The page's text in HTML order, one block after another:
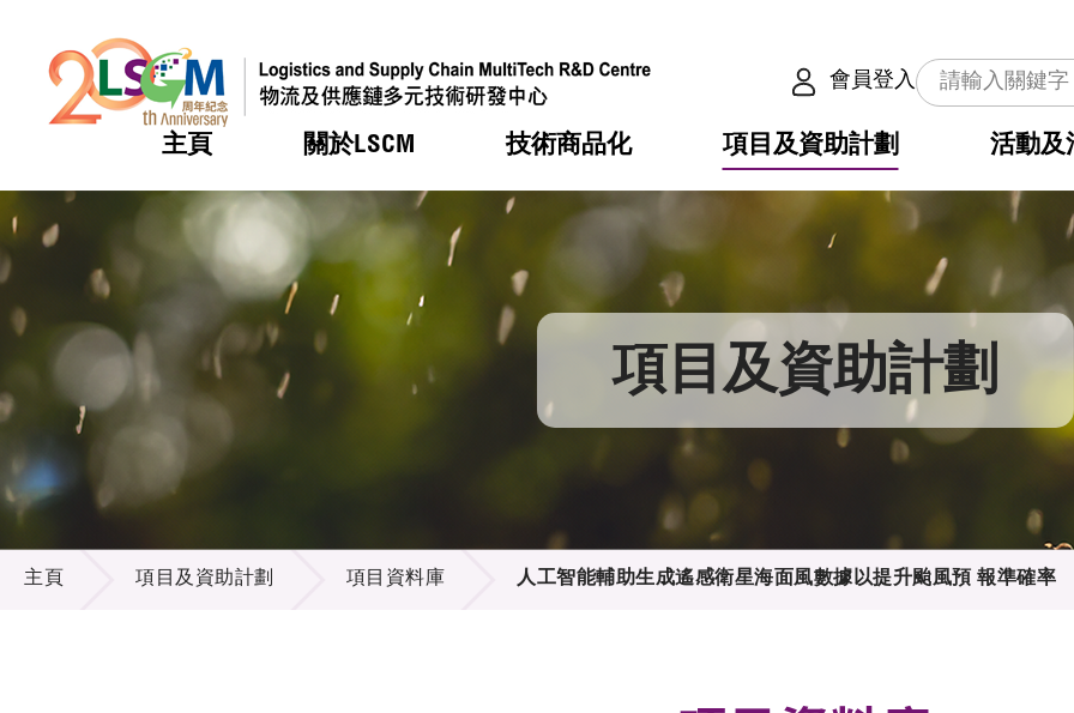
會員登入
主頁 關於LSCM
熱門
LSCM 動向
機構簡介
服務範疇
組織架構
供應商登記
技術商品化
熱門
LSCM 動向
服務
應用於公共服務之創新技術
項目及資助計劃
熱門
LSCM 動向
合作計劃
資助計劃
項目資料庫
活動及
熱門
LSCM 動向
活動
業界活動
獎項
多媒體
出版刊物
熱門
LSCM 動向
會籍及服務
會員列表
項目及資助計劃
項目及資助計劃
主頁 項目及資助計劃 項目資料庫 人工智能輔助生成遙感衛星海面風數據以提升颱風預 報準確率